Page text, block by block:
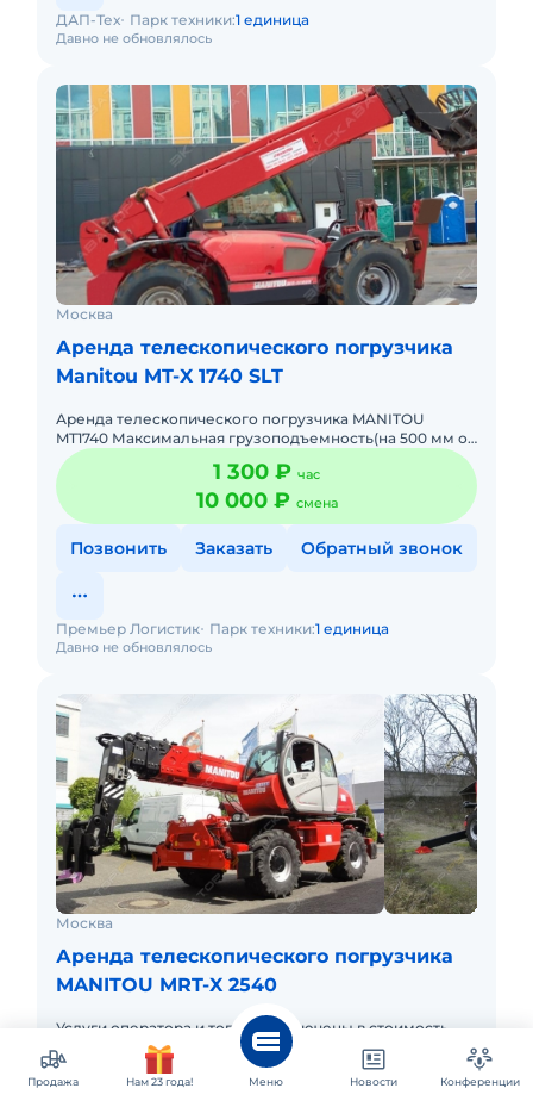
Давно не обновлялось
ДАП-Тех Парк техники:1 единица
Москва
Аренда телескопического погрузчика
Manitou MT-X 1740 SLT
Аренда телескопического погрузчика MANITOU
MT1740 Максимальная грузоподъемность(на 500 мм от
спинки вил) 4000кг, высота подъема - 16,70 м Базовое
оборудован
1 300 ₽ час
10 000 ₽ смена
Позвонить Заказать Обратный звонок
Давно не обновлялось
Премьер Логистик Парк техники:1 единица
Москва
Аренда телескопического погрузчика
MANITOU MRT-X 2540
Услуги оператора и топливо включены в стоимость
аренды. Условия доставки обсуждаются в
индивидуальном порядке.
1 800 ₽
Продажа Нам 23 года! Меню Новости Конференции